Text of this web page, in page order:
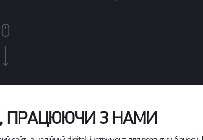
ПРАЦЮЮЧИ З НАМИ